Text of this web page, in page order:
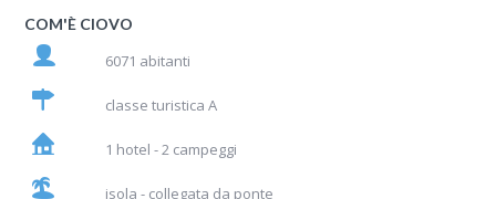
COM'È CIOVO
6071 abitanti
classe turistica A
1 hotel - 2 campeggi
isola - collegata da ponte